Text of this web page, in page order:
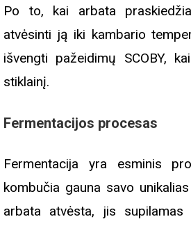
Po to, kai arbata
atvėsinti ją iki kambario
išvengti pažeidimų SCOBY,
stiklainį.
Fermentacijos procesas
Fermentacija yra esminis
kombučia gauna savo
arbata atvėsta, jis